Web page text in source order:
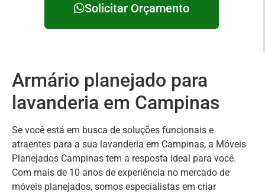
Solicitar Orçamento
Armário planejado para
lavanderia em Campinas
Se você está em busca de soluções funcionais e
atraentes para a sua lavanderia em Campinas, a Móveis
Planejados Campinas tem a resposta ideal para você.
Com mais de 10 anos de experiência no mercado de
móveis planejados, somos especialistas em criar